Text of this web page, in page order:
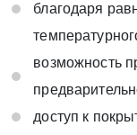
благодаря
возможность
доступ к